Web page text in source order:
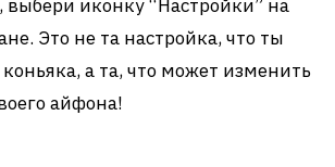
иконку “Настройки” на
Это не та настройка, что ты
а та, что может изменить
айфона!